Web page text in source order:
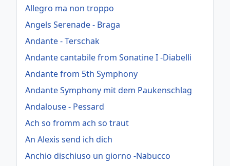
Allegro ma non troppo
Angels Serenade - Braga
Andante - Terschak
Andante cantabile from Sonatine I -Diabelli
Andante from 5th Symphony
Andante Symphony mit dem Paukenschlag
Andalouse - Pessard
Ach so fromm ach so traut
An Alexis send ich dich
Anchio dischiuso un giorno -Nabucco